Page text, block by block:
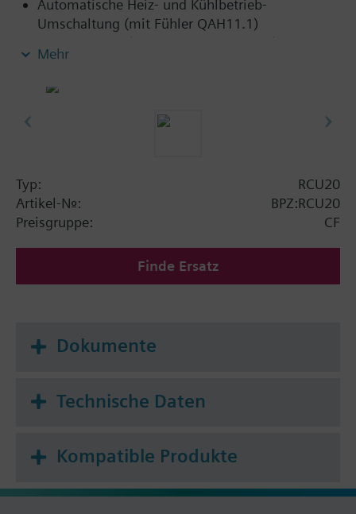
Automatische Heiz- und Kühlbetrieb-
Umschaltung (mit Fühler QAH11.1)
Festes P-band (4 K Heizen, 2 K Kühlen)
3-Punkt-Stellsignalausgang
Mehr
Typ:
RCU20
Artikel-Nr.:
BPZ:RCU20
Preisgruppe:
CF
Finde Ersatz
Dokumente
Technische Daten
Kompatible Produkte